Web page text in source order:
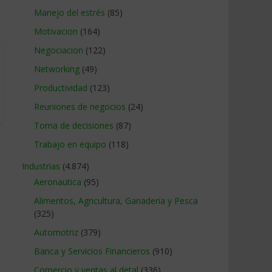
Manejo del estrés (85)
Motivacion (164)
Negociacion (122)
Networking (49)
Productividad (123)
Reuniones de negocios (24)
Toma de decisiones (87)
Trabajo en equipo (118)
Industrias (4.874)
Aeronautica (95)
Alimentos, Agricultura, Ganaderia y Pesca
(325)
Automotriz (379)
Banca y Servicios Financieros (910)